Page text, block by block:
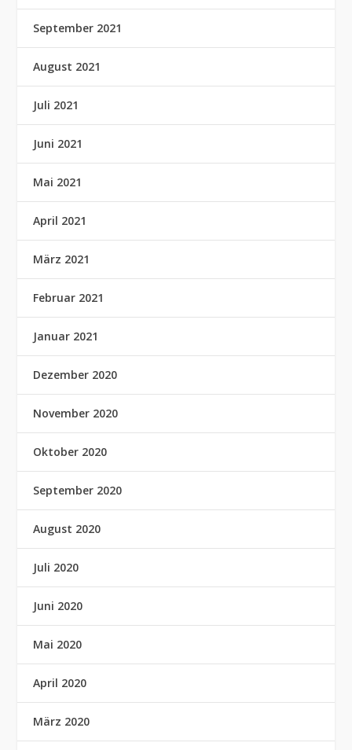
September 2021
August 2021
Juli 2021
Juni 2021
Mai 2021
April 2021
März 2021
Februar 2021
Januar 2021
Dezember 2020
November 2020
Oktober 2020
September 2020
August 2020
Juli 2020
Juni 2020
Mai 2020
April 2020
März 2020